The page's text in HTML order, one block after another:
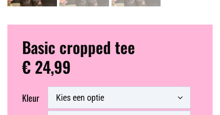
Basic cropped tee
€ 24,99
Kleur